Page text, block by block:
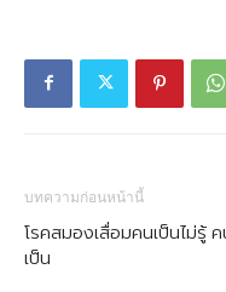
บทความก่อนหน้านี้
โรคสมองเสื่อมคนเป็นไม่รู้ ค
เป็น